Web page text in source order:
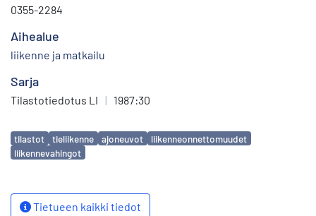
0355-2284
Aihealue
liikenne ja matkailu
Sarja
Tilastotiedotus LI | 1987:30
Avainsanat
tilastot tieliikenne ajoneuvot
liikenneonnettomuudet
liikennevahingot
Tietueen kaikki tiedot